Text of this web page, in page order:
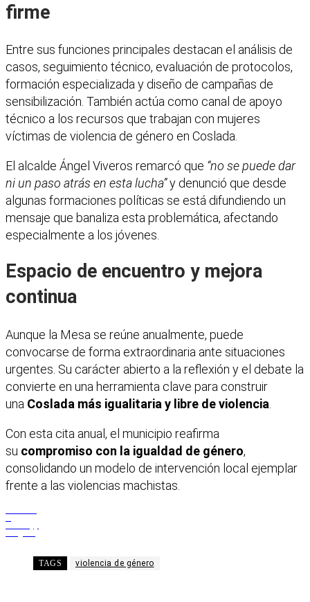
firme
Entre sus funciones principales destacan el análisis de
casos, seguimiento técnico, evaluación de protocolos,
formación especializada y diseño de campañas de
sensibilización. También actúa como canal de apoyo
técnico a los recursos que trabajan con mujeres
víctimas de violencia de género en Coslada.
El alcalde Ángel Viveros remarcó que “no se puede dar
ni un paso atrás en esta lucha”y denunció que desde
algunas formaciones políticas se está difundiendo un
mensaje que banaliza esta problemática, afectando
especialmente a los jóvenes.
Espacio de encuentro y mejora
continua
Aunque la Mesa se reúne anualmente, puede
convocarse de forma extraordinaria ante situaciones
urgentes. Su carácter abierto a la reflexión y el debate la
convierte en una herramienta clave para construir
una Coslada más igualitaria y libre de violencia
Con esta cita anual, el municipio reafirma
su compromiso con la igualdad de género,
consolidando un modelo de intervención local ejemplar
frente a las violencias machistas.
TAGS violencia de género